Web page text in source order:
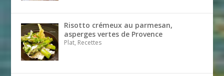
Risotto crémeux au parmesan,
asperges vertes de Provence
Plat, Recettes